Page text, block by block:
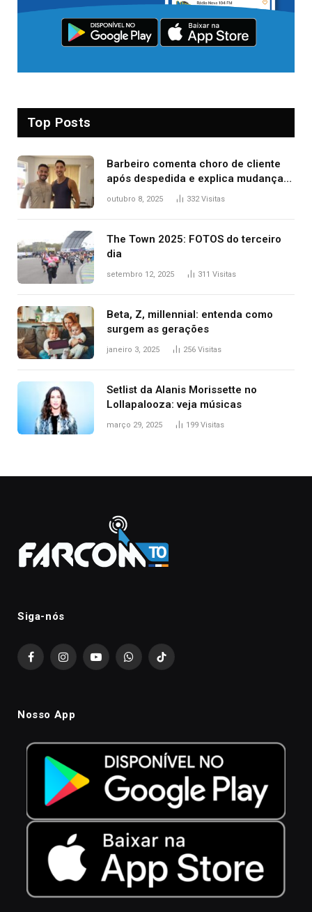
Top Posts
Barbeiro comenta choro de cliente
após despedida e explica mudança
para o TO: ‘Não esperava atingir
outubro 8, 2025 332Visitas
The Town 2025: FOTOS do terceiro
dia
setembro 12, 2025 311 Visitas
Beta, Z, millennial: entenda como
surgem as gerações
janeiro 3, 2025 256 Visitas
Setlist da Alanis Morissette no
Lollapalooza: veja músicas
março 29, 2025 199 Visitas
Siga-nós
FacebookInstagramYouTubeWhatsAppTikTok
Nosso App